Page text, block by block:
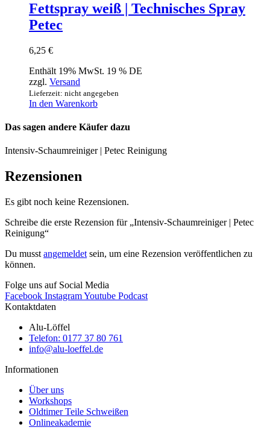
Fettspray weiß | Technisches Spray
Petec
6,25 €
Enthält 19% MwSt. 19 % DE
zzgl. Versand
Lieferzeit: nicht angegeben
In den Warenkorb
Das sagen andere Käufer dazu
Intensiv-Schaumreiniger | Petec Reinigung
Rezensionen
Es gibt noch keine Rezensionen.
Schreibe die erste Rezension für „Intensiv-Schaumreiniger | Petec
Reinigung“
Du musst angemeldet sein, um eine Rezension veröffentlichen zu
können.
Folge uns auf Social Media
Facebook InstagramYoutube Podcast
Kontaktdaten
Alu-Löffel
Telefon: 0177 37 80 761
info@alu-loeffel.de
Informationen
Über uns
Workshops
Oldtimer Teile Schweißen
Onlineakademie